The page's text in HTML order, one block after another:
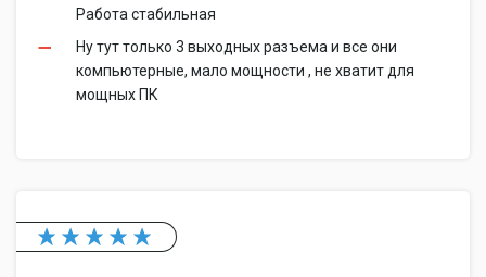
Работа стабильная
Ну тут только 3 выходных разъема и все они
компьютерные, мало мощности , не хватит для
мощных ПК